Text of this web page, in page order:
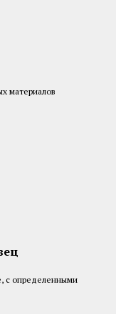
материалов
с определенными